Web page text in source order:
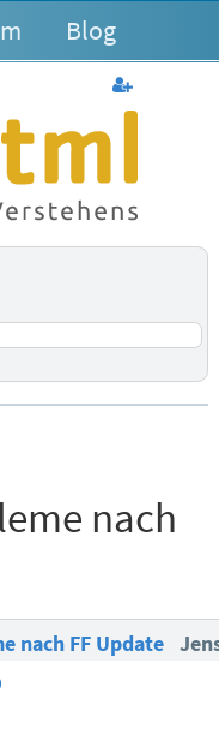
Blog
nach
nach FF Update